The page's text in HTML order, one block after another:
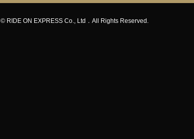
© RIDE ON EXPRESS Co., Ltd．All Rights Reserved.